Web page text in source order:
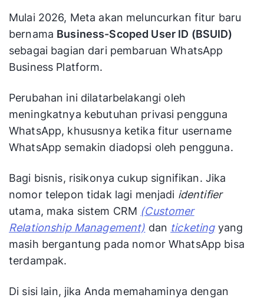
Mulai 2026, Meta akan meluncurkan fitur baru
bernama Business-Scoped User ID (BSUID)
sebagai bagian dari pembaruan WhatsApp
Business Platform.
Perubahan ini dilatarbelakangi oleh
meningkatnya kebutuhan privasi pengguna
WhatsApp, khususnya ketika fitur username
WhatsApp semakin diadopsi oleh pengguna.
Bagi bisnis, risikonya cukup signifikan. Jika
nomor telepon tidak lagi menjadi identifier
utama, maka sistem CRM (Customer
Relationship Management) dan ticketingyang
masih bergantung pada nomor WhatsApp bisa
terdampak.
Di sisi lain, jika Anda memahaminya dengan